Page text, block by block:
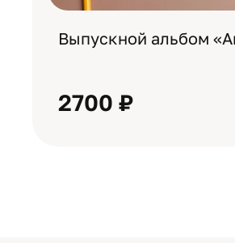
Выпускной альбом
2700 ₽